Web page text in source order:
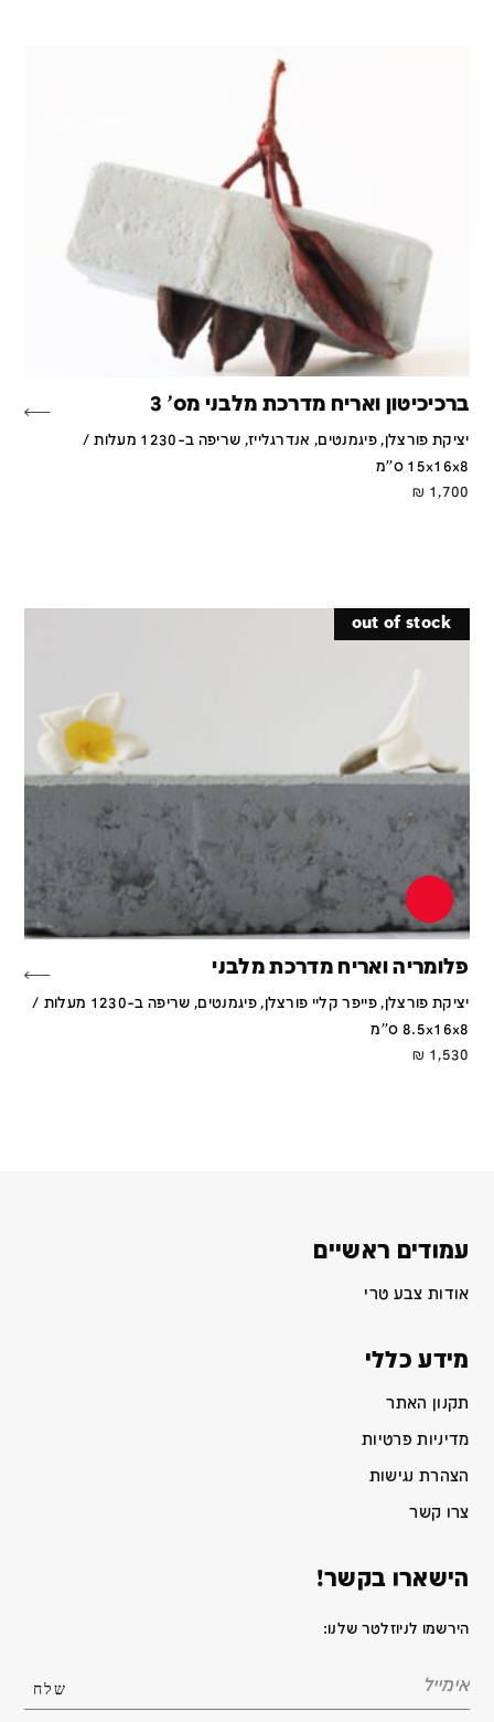
ברכיכיטון ואריח מדרכת מלבני מס' 3
יציקת פורצלן, פיגמנטים, אנדרגלייז, שריפה ב-1230 מעלות /
15x16x8 ס''מ
1,700
₪
out of stock
פלומריה ואריח מדרכת מלבני
יציקת פורצלן, פייפר קליי פורצלן, פיגמנטים, שריפה ב-1230 מעלות /
8.5x16x8 ס''מ
1,530
₪
עמודים ראשיים
אודות צבע טרי
מידע כללי
תקנון האתר
מדיניות פרטיות
הצהרת נגישות
צרו קשר
הישארו בקשר!
הירשמו לניוזלטר שלנו: